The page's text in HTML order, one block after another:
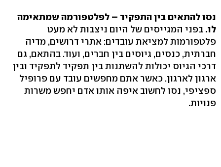
נסו להתאים בין התפקיד – לפלטפורמה שמתאימה
לו. בפני המגייסים של היום ניצבות לא מעט
פלטפורמות למציאת עובדים: אתרי דרושים, מדיה
חברתית, כנסים, גיוסים בין חברים, ועוד. בהתאם, גם
דרכי הגיוס יכולות להשתנות בין תפקיד לתפקיד ובין
ארגון לארגון. כאשר אתם מחפשים עובד עם פרופיל
ספציפי, נסו לחשוב איפה אותו אדם יחפש משרות
פנויות.